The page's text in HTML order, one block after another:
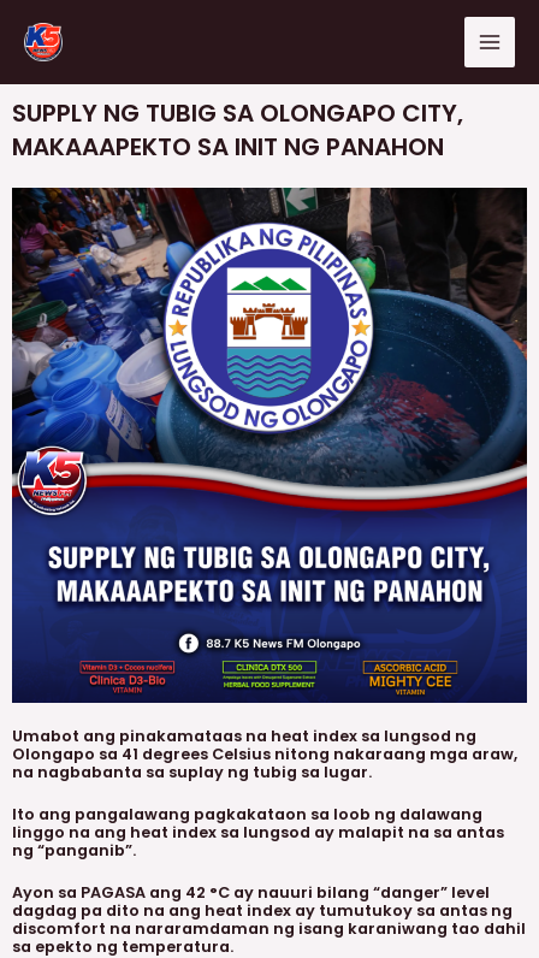
content
SUPPLY NG TUBIG SA OLONGAPO CITY,
MAKAAAPEKTO SA INIT NG PANAHON
Umabot ang pinakamataas na heat index sa lungsod ng
Olongapo sa 41 degrees Celsius nitong nakaraang mga araw,
na nagbabanta sa suplay ng tubig sa lugar.
Ito ang pangalawang pagkakataon sa loob ng dalawang
linggo na ang heat index sa lungsod ay malapit na sa antas
ng “panganib”.
Ayon sa PAGASA ang 42 °C ay nauuri bilang “danger” level
dagdag pa dito na ang heat index ay tumutukoy sa antas ng
discomfort na nararamdaman ng isang karaniwang tao dahil
sa epekto ng temperatura.